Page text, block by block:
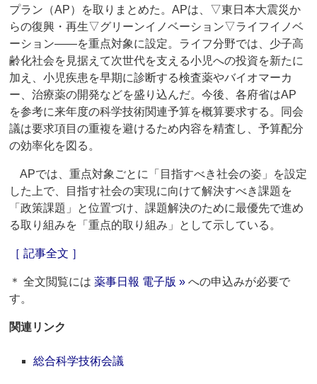
プラン（AP）を取りまとめた。APは、▽東日本大震災か
らの復興・再生▽グリーンイノベーション▽ライフイノベ
ーション――を重点対象に設定。ライフ分野では、少子高
齢化社会を見据えて次世代を支える小児への投資を新たに
加え、小児疾患を早期に診断する検査薬やバイオマーカ
ー、治療薬の開発などを盛り込んだ。今後、各府省はAP
を参考に来年度の科学技術関連予算を概算要求する。同会
議は要求項目の重複を避けるため内容を精査し、予算配分
の効率化を図る。
APでは、重点対象ごとに「目指すべき社会の姿」を設定
した上で、目指す社会の実現に向けて解決すべき課題を
「政策課題」と位置づけ、課題解決のために最優先で進め
る取り組みを「重点的取り組み」として示している。
［ 記事全文 ］
＊ 全文閲覧には薬事日報 電子版 » への申込みが必要で
す。
関連リンク
総合科学技術会議